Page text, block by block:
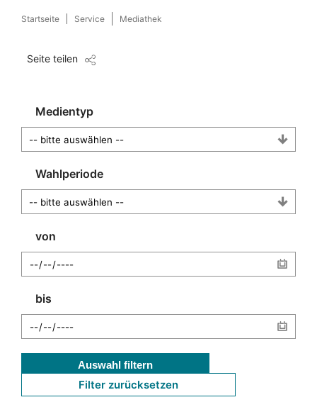
Startseite Service Mediathek
Seite teilen
Medientyp
Wahlperiode
von
bis
Auswahl filtern
Filter zurücksetzen